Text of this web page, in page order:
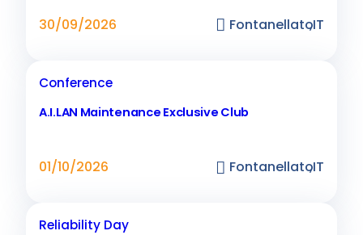
30/09/2026 Fontanellato,IT
Conference
A.I.LAN Maintenance Exclusive Club
01/10/2026 Fontanellato,IT
Reliability Day